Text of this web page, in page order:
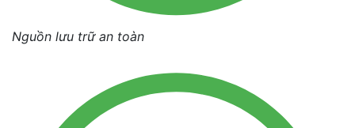
Nguồn lưu trữ an toàn